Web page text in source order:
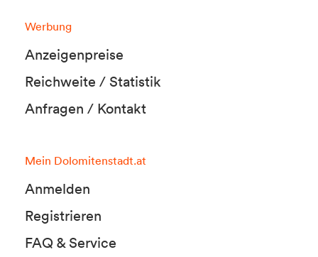
Werbung
Anzeigenpreise
Reichweite / Statistik
Anfragen / Kontakt
Mein Dolomitenstadt.at
Anmelden
Registrieren
FAQ & Service